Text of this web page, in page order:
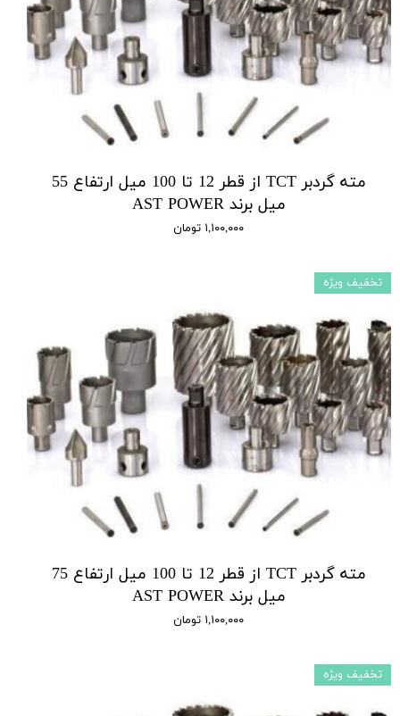
مته گردبر TCT از قطر 12 تا 100 میل ارتفاع 55
میل برند AST POWER
۱,۱۰۰,۰۰۰ تومان
مته گردبر TCT از قطر 12 تا 100 میل ارتفاع 75
میل برند AST POWER
۱,۱۰۰,۰۰۰ تومان
تخفیف ویژه
تخفیف ویژه